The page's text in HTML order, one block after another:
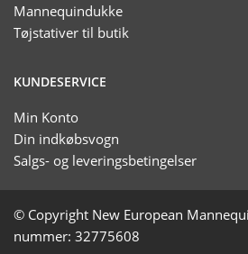
Mannequindukke
Tøjstativer til butik
KUNDESERVICE
Min Konto
Din indkøbsvogn
Salgs- og leveringsbetingelser
© Copyright New European
nummer: 32775608